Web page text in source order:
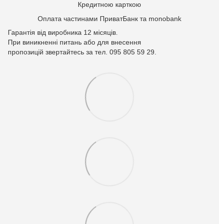
Кредитною карткою
Оплата частинами ПриватБанк та monobank
Гарантія від виробника 12 місяців.
При виникненні питань або для внесення
пропозицій звертайтесь за тел. 095 805 59 29.